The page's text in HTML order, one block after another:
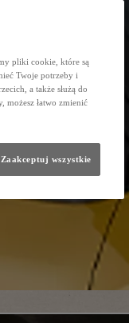
pliki cookie, które są
Twoje potrzeby i
a także służą do
możesz łatwo zmienić
Zaakceptuj wszystkie